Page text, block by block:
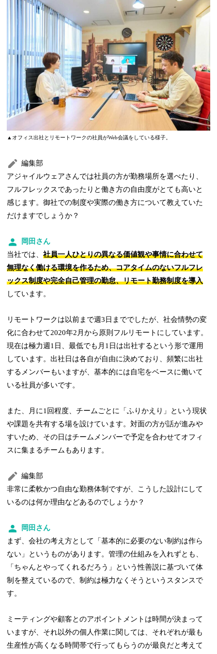
▲オフィス出社とリモートワークの社員がWeb会議をしている様子。
編集部
アジャイルウェアさんでは社員の方が勤務場所を選べたり、
フルフレックスであったりと働き方の自由度がとても高いと
感じます。御社での制度や実際の働き方について教えていた
だけますでしょうか？
岡田さん
当社では、社員一人ひとりの異なる価値観や事情に合わせて
無理なく働ける環境を作るため、コアタイムのないフルフレ
ックス制度や完全自己管理の勤怠、リモート勤務制度を導入
しています。
リモートワークは以前まで週3日まででしたが、社会情勢の変
化に合わせて2020年2月から原則フルリモートにしています。
現在は極力週1日、最低でも月1日は出社するという形で運用
しています。出社日は各自が自由に決めており、頻繁に出社
するメンバーもいますが、基本的には自宅をベースに働いて
いる社員が多いです。
また、月に1回程度、チームごとに「ふりかえり」という現状
や課題を共有する場を設けています。対面の方が話が進みや
すいため、その日はチームメンバーで予定を合わせてオフィ
スに集まるチームもあります。
編集部
非常に柔軟かつ自由な勤務体制ですが、こうした設計にして
いるのは何か理由などあるのでしょうか？
岡田さん
まず、会社の考え方として「基本的に必要のない制約は作ら
ない」というものがあります。管理の仕組みを入れずとも、
「ちゃんとやってくれるだろう」という性善説に基づいて体
制を整えているので、制約は極力なくそうというスタンスで
す。
ミーティングや顧客とのアポイントメントは時間が決まって
いますが、それ以外の個人作業に関しては、それぞれが最も
生産性が高くなる時間帯で行ってもらうのが最良だと考えて